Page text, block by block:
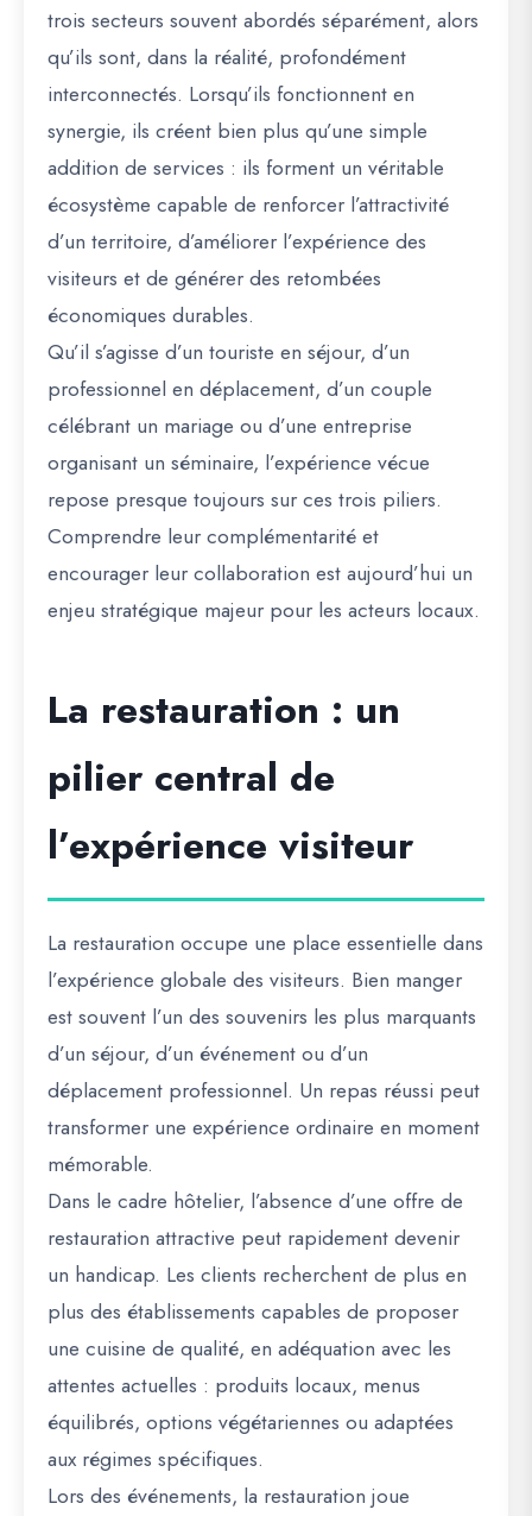
trois secteurs souvent abordés séparément, alors
qu’ils sont, dans la réalité, profondément
interconnectés. Lorsqu’ils fonctionnent en
synergie, ils créent bien plus qu’une simple
addition de services : ils forment un véritable
écosystème capable de renforcer l’attractivité
d’un territoire, d’améliorer l’expérience des
visiteurs et de générer des retombées
économiques durables.
Qu’il s’agisse d’un touriste en séjour, d’un
professionnel en déplacement, d’un couple
célébrant un mariage ou d’une entreprise
organisant un séminaire, l’expérience vécue
repose presque toujours sur ces trois piliers.
Comprendre leur complémentarité et
encourager leur collaboration est aujourd’hui un
enjeu stratégique majeur pour les acteurs locaux.
La restauration : un
pilier central de
l’expérience visiteur
La restauration occupe une place essentielle dans
l’expérience globale des visiteurs. Bien manger
est souvent l’un des souvenirs les plus marquants
d’un séjour, d’un événement ou d’un
déplacement professionnel. Un repas réussi peut
transformer une expérience ordinaire en moment
mémorable.
Dans le cadre hôtelier, l’absence d’une offre de
restauration attractive peut rapidement devenir
un handicap. Les clients recherchent de plus en
plus des établissements capables de proposer
une cuisine de qualité, en adéquation avec les
attentes actuelles : produits locaux, menus
équilibrés, options végétariennes ou adaptées
aux régimes spécifiques.
Lors des événements, la restauration joue